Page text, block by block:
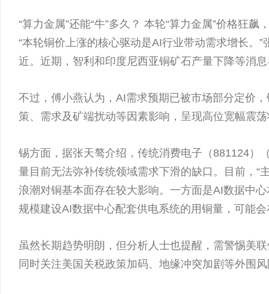
“算力金属”还能“牛”多久？ 本轮“算力金属”价格狂
“本轮铜价上涨的核心驱动是AI行业带动需求增长。
近。近期，智利和印度尼西亚铜矿石产量下降等消
不过，傅小燕认为，AI需求预期已被市场部分定价
策、需求及矿端扰动等因素影响，呈现高位宽幅震
锡方面，据张天骜介绍，传统消费电子（881124）
量目前无法弥补传统领域需求下滑的缺口。目前，“
浪潮对铜基本面存在较大影响。一方面是AI数据中
规模建设AI数据中心配套供电系统的用铜量，可能
虽然长期趋势明朗，但分析人士也提醒，需警惕美
同时关注美国关税政策加码、地缘冲突加剧等外围